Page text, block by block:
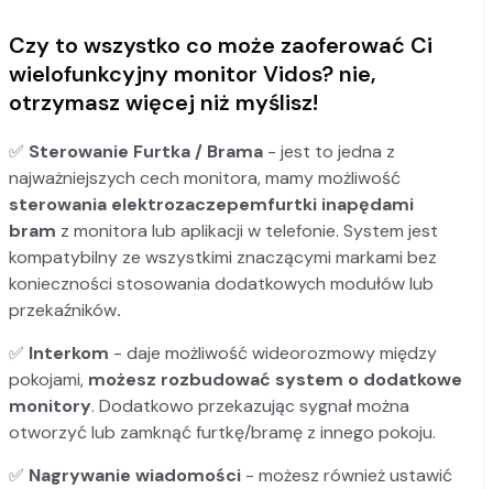
Czy to wszystko co może zaoferować Ci
wielofunkcyjny monitor Vidos? nie,
otrzymasz więcej niż myślisz!
✅ Sterowanie Furtka / Brama - jest to jedna z
najważniejszych cech monitora, mamy możliwość
sterowania elektrozaczepemfurtki inapędami
bram z monitora lub aplikacji w telefonie. System jest
kompatybilny ze wszystkimi znaczącymi markami bez
konieczności stosowania dodatkowych modułów lub
przekaźników.
✅ Interkom - daje możliwość wideorozmowy między
pokojami, możesz rozbudować system o dodatkowe
monitory. Dodatkowo przekazując sygnał można
otworzyć lub zamknąć furtkę/bramę z innego pokoju.
✅ Nagrywanie wiadomości - możesz również ustawić